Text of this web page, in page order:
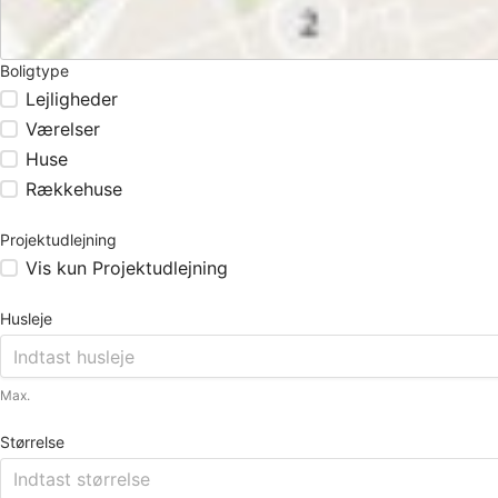
Boligtype
Lejligheder
Værelser
Huse
Rækkehuse
Projektudlejning
Vis kun Projektudlejning
Husleje
Max.
Størrelse